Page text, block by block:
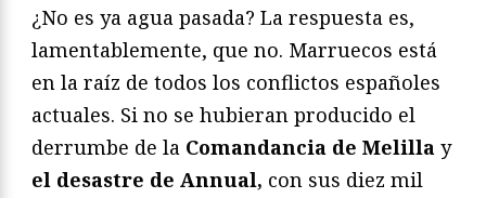
¿No es ya agua pasada? La respuesta es,
lamentablemente, que no. Marruecos está
en la raíz de todos los conflictos españoles
actuales. Si no se hubieran producido el
derrumbe de la Comandancia de Melilla y
el desastre de Annual, con sus diez mil